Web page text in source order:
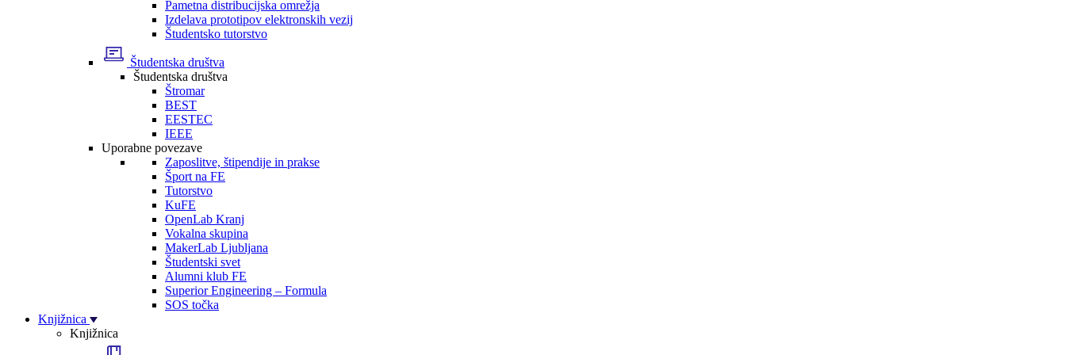
Pametna distribucijska omrežja
Izdelava prototipov elektronskih vezij
Študentsko tutorstvo
Študentska društva
Študentska društva
Štromar
BEST
EESTEC
IEEE
Uporabne povezave
Zaposlitve, štipendije in prakse
Šport na FE
Tutorstvo
KuFE
OpenLab Kranj
Vokalna skupina
MakerLab Ljubljana
Študentski svet
Alumni klub FE
Superior Engineering – Formula
SOS točka
Knjižnica
Knjižnica